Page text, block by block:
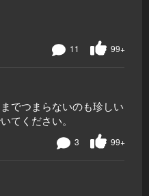
99+
11
でつまらないのも珍しい
てください。
99+
3